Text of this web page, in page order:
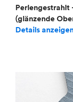
Perlengestrahlt
(glänzende
Details